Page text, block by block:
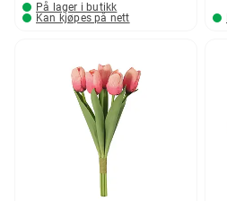
På lager i butikk
Kan kjøpes på nett